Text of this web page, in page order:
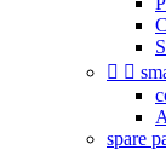
 
spare